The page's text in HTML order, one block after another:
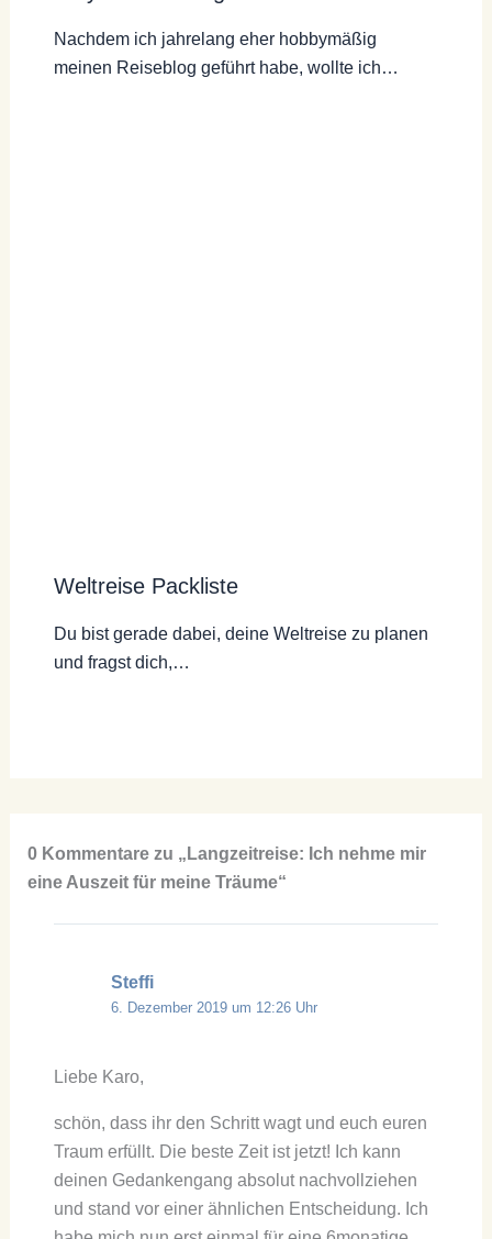
Nachdem ich jahrelang eher hobbymäßig
meinen Reiseblog geführt habe, wollte ich…
Weltreise Packliste
Du bist gerade dabei, deine Weltreise zu planen
und fragst dich,…
0 Kommentare zu „Langzeitreise: Ich nehme mir
eine Auszeit für meine Träume“
Steffi
6. Dezember 2019 um 12:26 Uhr
Liebe Karo,
schön, dass ihr den Schritt wagt und euch euren
Traum erfüllt. Die beste Zeit ist jetzt! Ich kann
deinen Gedankengang absolut nachvollziehen
und stand vor einer ähnlichen Entscheidung. Ich